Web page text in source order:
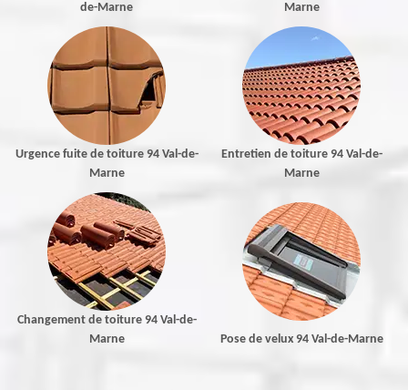
de-Marne
Marne
Urgence fuite de toiture 94 Val-de-
Marne
Entretien de toiture 94 Val-de-
Marne
Changement de toiture 94 Val-de-
Marne
Pose de velux 94 Val-de-Marne